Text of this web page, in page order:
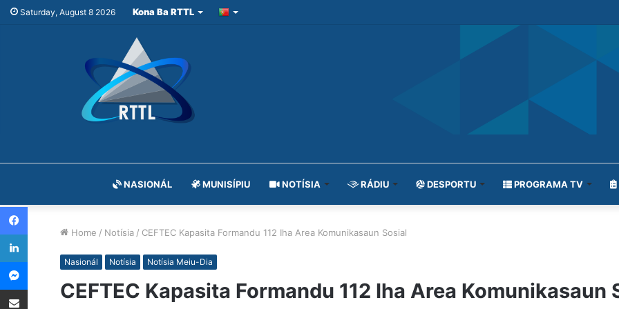
Saturday, August 8 2026 Kona Ba RTTL
NASIONÁL MUNISÍPIU NOTÍSIA RÁDIU DESPORTU PROGRAMA TV
Home / Notísia / CEFTEC Kapasita Formandu 112 Iha Area Komunikasaun Sosial
Nasionál Notísia Notísia Meiu-Dia
CEFTEC Kapasita Formandu 112 Iha Area Komunikasaun
Facebook
LinkedIn
Messenger